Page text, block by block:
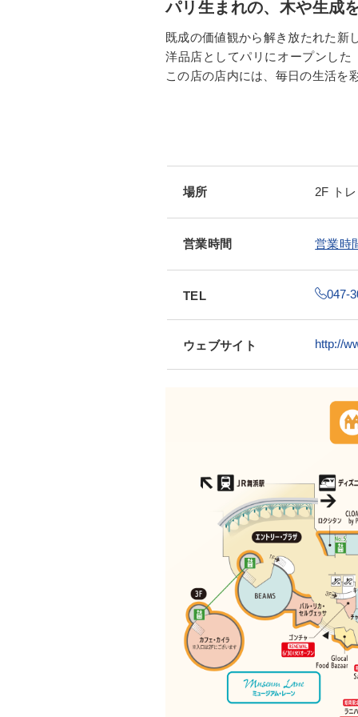
パリ生まれの、木や生成
既成の価値観から解き放たれた新
洋品店としてパリにオープンした
この店の店内には、毎日の生活を
場所 2F ト
営業時間 営業時
TEL 047-
ウェブサイト http://